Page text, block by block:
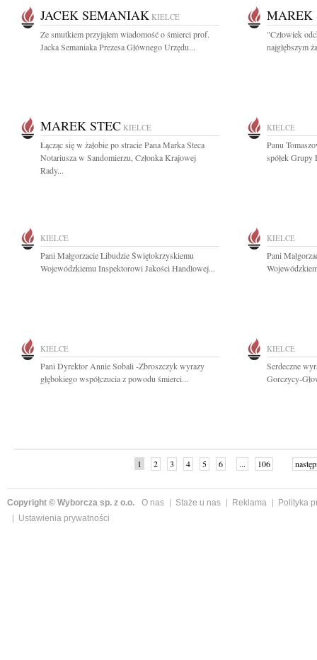
JACEK SEMANIAK KIELCE
Ze smutkiem przyjąłem wiadomość o śmierci prof.
Jacka Semaniaka Prezesa Głównego Urzędu...
MAREK
"Człowiek
najgłębszym
MAREK STEC KIELCE
Łącząc się w żałobie po stracie Pana Marka Steca
Notariusza w Sandomierzu, Członka Krajowej
Rady...
KIELCE
Panu
spółek
KIELCE
Pani Małgorzacie Libudzie Świętokrzyskiemu
Wojewódzkiemu Inspektorowi Jakości Handlowej...
KIELCE
Pani
KIELCE
Pani Dyrektor Annie Sobali -Zbroszczyk wyrazy
głębokiego współczucia z powodu śmierci...
KIELCE
Serdeczne
Gorczycy-
1 2 3 4 5 6 ... 106
Copyright © Wyborcza sp. z o.o. O nas Staże u nas Reklama
Polityka
Ustawienia prywatności